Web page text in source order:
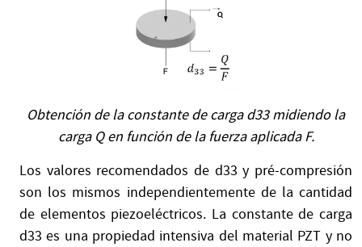
Obtención de la constante de carga d33 midiendo la
carga Q en función de la fuerza aplicada F.
Los valores recomendados de d33 y pré-compresión
son los mismos independientemente de la cantidad
de elementos piezoeléctricos. La constante de carga
d33 es una propiedad intensiva del material PZT y no